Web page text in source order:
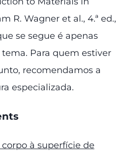
R. Wagner et al., 4.ª ed.,
se segue é apenas
Para quem estiver
recomendamos a
especializada.
à superfície de